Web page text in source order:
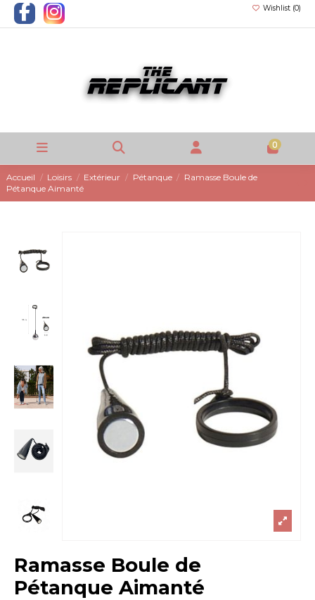
Wishlist (0)
0
Accueil Loisirs Extérieur Pétanque
Ramasse Boule de
Pétanque Aimanté
Ramasse Boule de
Pétanque Aimanté